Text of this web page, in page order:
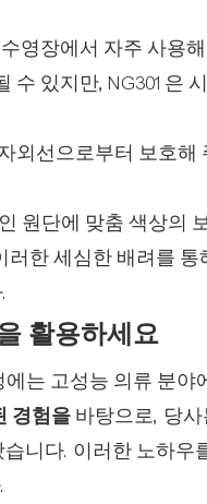
영장에서 자주 사용
있지만, NG301은
외선으로부터 보호해
원단에 맞춤 색상의
한 세심한 배려를 통
활용하세요
는 고성능 의류 분야
경험을바탕으로, 당사
니다. 이러한 노하우